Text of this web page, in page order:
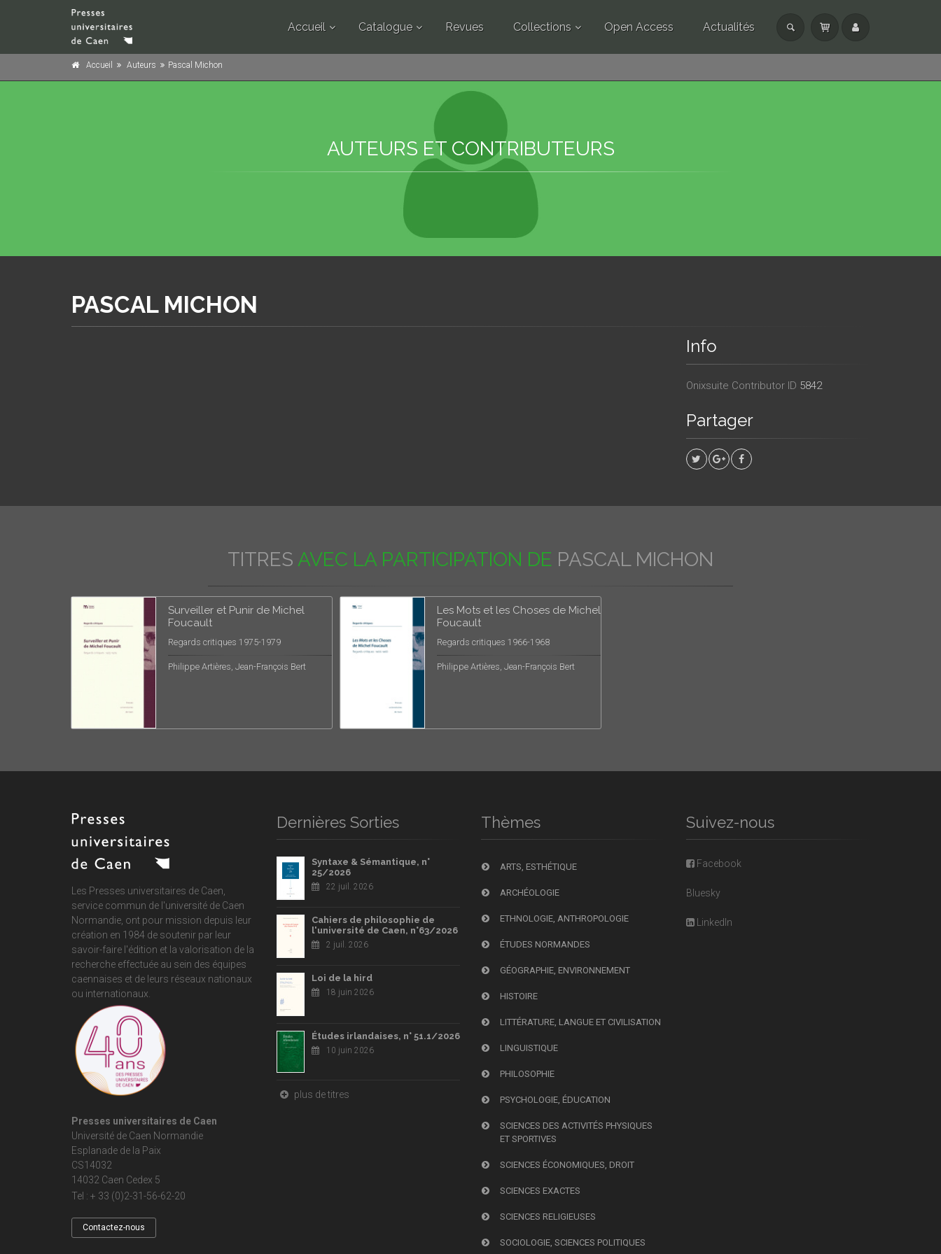
Accueil Catalogue Revues Collections Open Access Actualités
Accueil Auteurs Pascal Michon
AUTEURS ET CONTRIBUTEURS
PASCAL MICHON
Info
Onixsuite Contributor ID 5842
Partager
TITRES AVEC LA PARTICIPATION DE PASCAL MICHON
Surveiller et Punir de Michel
Foucault
Regards critiques 1975-1979
Philippe Artières, Jean-François Bert
Les Mots et les Choses de Michel
Foucault
Regards critiques 1966-1968
Philippe Artières, Jean-François Bert
Les Presses universitaires de Caen,
service commun de l'université de Caen
Normandie, ont pour mission depuis leur
création en 1984 de soutenir par leur
savoir-faire l'édition et la valorisation de la
recherche effectuée au sein des équipes
caennaises et de leurs réseaux nationaux
ou internationaux.
Presses universitaires de Caen
Université de Caen Normandie
Esplanade de la Paix
CS14032
14032 Caen Cedex 5
Tel : + 33 (0)2-31-56-62-20
Contactez-nous
Dernières Sorties
Syntaxe & Sémantique, n°
25/2026
22 juil. 2026
Cahiers de philosophie de
l'université de Caen, n°63/2026
2 juil. 2026
Loi de la hird
18 juin 2026
Études irlandaises, n° 51.1/2026
10 juin 2026
plus de titres
Thèmes
ARTS, ESTHÉTIQUE
ARCHÉOLOGIE
ETHNOLOGIE, ANTHROPOLOGIE
ÉTUDES NORMANDES
GÉOGRAPHIE, ENVIRONNEMENT
HISTOIRE
LITTÉRATURE, LANGUE ET CIVILISATION
LINGUISTIQUE
PHILOSOPHIE
PSYCHOLOGIE, ÉDUCATION
SCIENCES DES ACTIVITÉS PHYSIQUES
ET SPORTIVES
SCIENCES ÉCONOMIQUES, DROIT
SCIENCES EXACTES
SCIENCES RELIGIEUSES
SOCIOLOGIE, SCIENCES POLITIQUES
Suivez-nous
Facebook
Bluesky
LinkedIn